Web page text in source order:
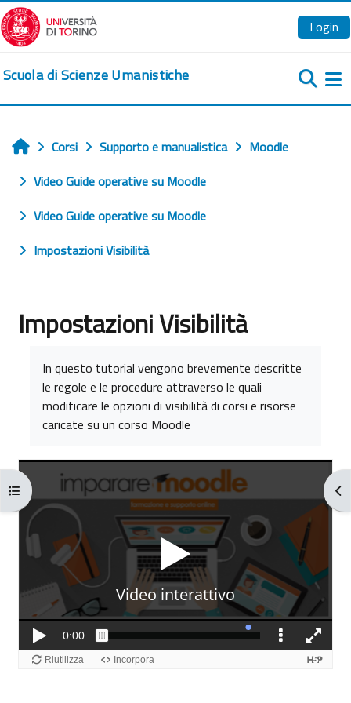
Vai al contenuto principale
Login
Scuola di Scienze Umanistiche
Apri indice del corso
Home
Corsi Supporto e manualistica
Moodle
Video Guide operative su Moodle
Video Guide operative su Moodle
Impostazioni Visibilità
Impostazioni Visibilità
In questo tutorial vengono brevemente descritte
le regole e le procedure attraverso le quali
modificare le opzioni di visibilità di corsi e risorse
caricate su un corso Moodle